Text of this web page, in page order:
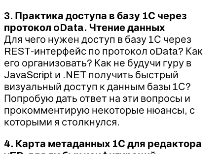
3. Практика доступа в базу 1С через
протокол oData. Чтение данных
Для чего нужен доступ в базу 1С через
REST-интерфейс по протокол oData? Как
его организовать? Как не будучи гуру в
JavaScript и .NET получить быстрый
визуальный доступ к данным базы 1С?
Попробую дать ответ на эти вопросы и
прокомментирую некоторые нюансы, с
которыми я столкнулся.
4. Карта метаданных 1С для редактора